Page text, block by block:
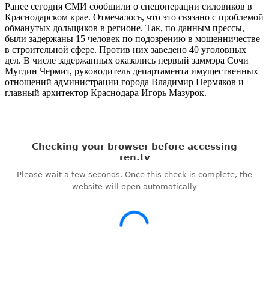
Ранее сегодня СМИ сообщили о спецоперации силовиков в
Краснодарском крае. Отмечалось, что это связано с проблемой
обманутых дольщиков в регионе. Так, по данным прессы,
были задержаны 15 человек по подозрению в мошенничестве
в строительной сфере. Против них заведено 40 уголовных
дел. В числе задержанных оказались первый заммэра Сочи
Мугдин Чермит, руководитель департамента имущественных
отношений администрации города Владимир Пермяков и
главный архитектор Краснодара Игорь Мазурок.